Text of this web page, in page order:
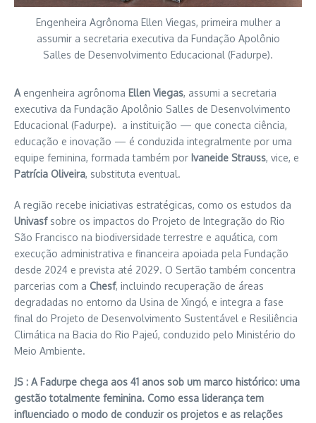
Engenheira Agrônoma Ellen Viegas, primeira mulher a
assumir a secretaria executiva da Fundação Apolônio
Salles de Desenvolvimento Educacional (Fadurpe).
A engenheira agrônoma Ellen Viegas, assumi a secretaria
executiva da Fundação Apolônio Salles de Desenvolvimento
Educacional (Fadurpe). a instituição — que conecta ciência,
educação e inovação — é conduzida integralmente por uma
equipe feminina, formada também por Ivaneide Strauss, vice, e
Patrícia Oliveira, substituta eventual.
A região recebe iniciativas estratégicas, como os estudos da
Univasfsobre os impactos do Projeto de Integração do Rio
São Francisco na biodiversidade terrestre e aquática, com
execução administrativa e financeira apoiada pela Fundação
desde 2024 e prevista até 2029. O Sertão também concentra
parcerias com a Chesf, incluindo recuperação de áreas
degradadas no entorno da Usina de Xingó, e integra a fase
final do Projeto de Desenvolvimento Sustentável e Resiliência
Climática na Bacia do Rio Pajeú, conduzido pelo Ministério do
Meio Ambiente.
JS : A Fadurpe chega aos 41 anos sob um marco histórico: uma
gestão totalmente feminina. Como essa liderança tem
influenciado o modo de conduzir os projetos e as relações